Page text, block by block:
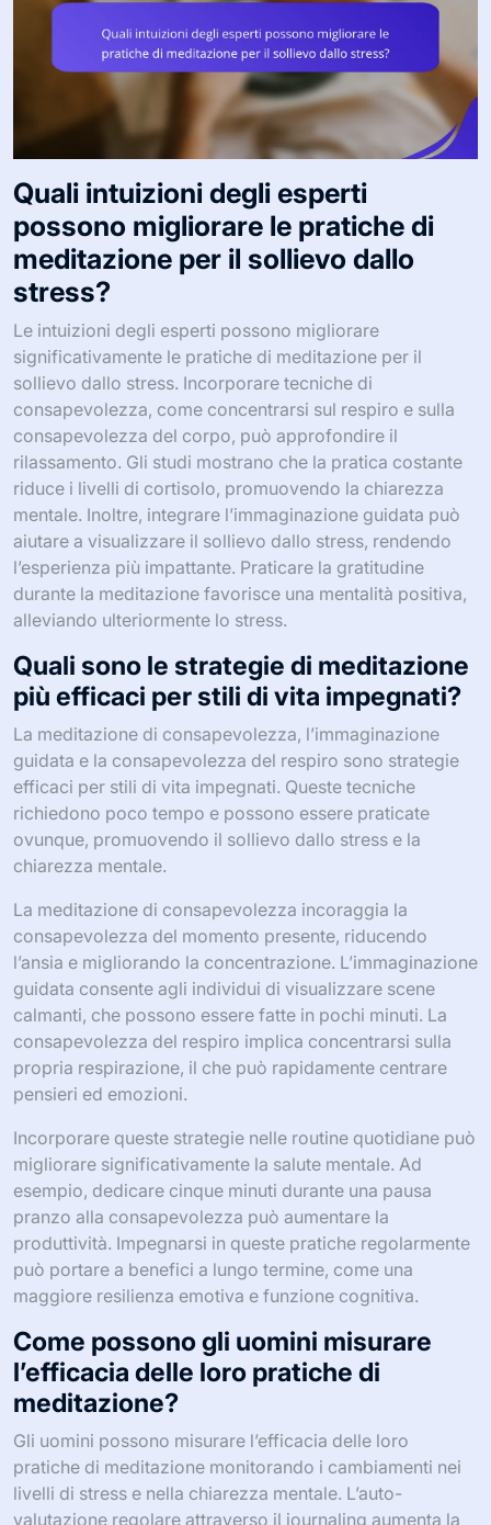
Quali intuizioni degli esperti
possono migliorare le pratiche di
meditazione per il sollievo dallo
stress?
Le intuizioni degli esperti possono migliorare
significativamente le pratiche di meditazione per il
sollievo dallo stress. Incorporare tecniche di
consapevolezza, come concentrarsi sul respiro e sulla
consapevolezza del corpo, può approfondire il
rilassamento. Gli studi mostrano che la pratica costante
riduce i livelli di cortisolo, promuovendo la chiarezza
mentale. Inoltre, integrare l’immaginazione guidata può
aiutare a visualizzare il sollievo dallo stress, rendendo
l’esperienza più impattante. Praticare la gratitudine
durante la meditazione favorisce una mentalità positiva,
alleviando ulteriormente lo stress.
Quali sono le strategie di meditazione
più efficaci per stili di vita impegnati?
La meditazione di consapevolezza, l’immaginazione
guidata e la consapevolezza del respiro sono strategie
efficaci per stili di vita impegnati. Queste tecniche
richiedono poco tempo e possono essere praticate
ovunque, promuovendo il sollievo dallo stress e la
chiarezza mentale.
La meditazione di consapevolezza incoraggia la
consapevolezza del momento presente, riducendo
l’ansia e migliorando la concentrazione. L’immaginazione
guidata consente agli individui di visualizzare scene
calmanti, che possono essere fatte in pochi minuti. La
consapevolezza del respiro implica concentrarsi sulla
propria respirazione, il che può rapidamente centrare
pensieri ed emozioni.
Incorporare queste strategie nelle routine quotidiane può
migliorare significativamente la salute mentale. Ad
esempio, dedicare cinque minuti durante una pausa
pranzo alla consapevolezza può aumentare la
produttività. Impegnarsi in queste pratiche regolarmente
può portare a benefici a lungo termine, come una
maggiore resilienza emotiva e funzione cognitiva.
Come possono gli uomini misurare
l’efficacia delle loro pratiche di
meditazione?
Gli uomini possono misurare l’efficacia delle loro
pratiche di meditazione monitorando i cambiamenti nei
livelli di stress e nella chiarezza mentale. L’auto-
valutazione regolare attraverso il journaling aumenta la